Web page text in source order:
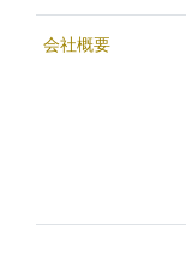
会社概要